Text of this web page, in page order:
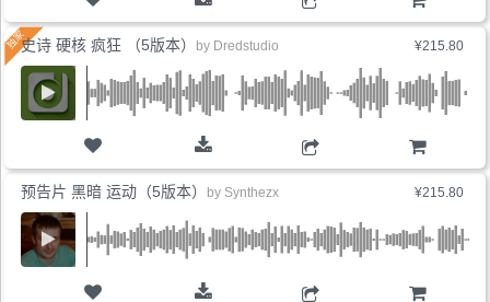
购物车
¥215.80
购物车
史诗 硬核 疯狂 （5版本） by Dredstudio
¥215.80
预告片 黑暗 运动（5版本） by Synthezx